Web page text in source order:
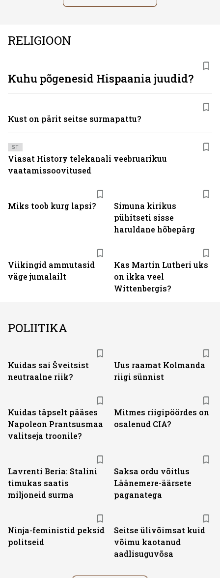
RELIGIOON
Miks toob kurg lapsi?
Simuna kirikus
pühitseti sisse
haruldane hõbepärg
Viikingid ammutasid
väge jumalailt
Kas Martin Lutheri uks
on ikka veel
Wittenbergis?
Kuhu põgenesid Hispaania juudid?
Kust on pärit seitse surmapattu?
ST
Viasat History telekanali veebruarikuu
vaatamissoovitused
POLIITIKA
Kuidas sai Šveitsist
neutraalne riik?
Uus raamat Kolmanda
riigi sünnist
Kuidas täpselt pääses
Napoleon Prantsusmaa
valitseja troonile?
Mitmes riigipöördes on
osalenud CIA?
Lavrenti Beria: Stalini
timukas saatis
miljoneid surma
Saksa ordu võitlus
Läänemere-äärsete
paganatega
Ninja-feministid peksid
politseid
Seitse ülivõimsat kuid
võimu kaotanud
aadlisuguvõsa